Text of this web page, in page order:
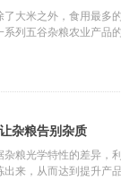
了大米之外，食用最多
列五谷杂粮农业产品
杂粮告别杂质
粮光学特性的差异，
来，从而达到提升产